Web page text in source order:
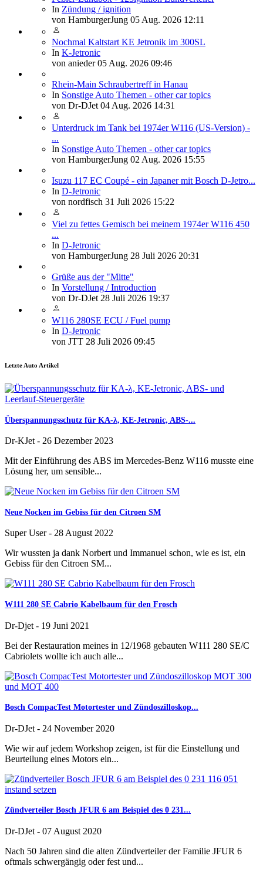
In Zündung / ignition
von HamburgerJung 05 Aug. 2026 12:11
Nochmal Kaltstart KE Jetronik im 300SL
In K-Jetronic
von anieder 05 Aug. 2026 09:46
Rhein-Main Schraubertreff in Hanau
In Sonstige Auto Themen - other car topics
von Dr-DJet 04 Aug. 2026 14:31
Unterdruck im Tank bei 1974er W116 (US-Version) -
...
In Sonstige Auto Themen - other car topics
von HamburgerJung 02 Aug. 2026 15:55
Isuzu 117 EC Coupé - ein Japaner mit Bosch D-Jetro...
In D-Jetronic
von nordfisch 31 Juli 2026 15:22
Viel zu fettes Gemisch bei meinem 1974er W116 450
...
In D-Jetronic
von HamburgerJung 28 Juli 2026 20:31
Grüße aus der "Mitte"
In Vorstellung / Introduction
von Dr-DJet 28 Juli 2026 19:37
W116 280SE ECU / Fuel pump
In D-Jetronic
von JTT 28 Juli 2026 09:45
Letzte Auto Artikel
Überspannungsschutz für KA-λ, KE-Jetronic, ABS-...
Dr-KJet - 26 Dezember 2023
Mit der Einführung des ABS im Mercedes-Benz W116 musste eine
Lösung her, um sensible...
Neue Nocken im Gebiss für den Citroen SM
Super User- 28 August 2022
Wir wussten ja dank Norbert und Immanuel schon, wie es ist, ein
Gebiss für den Citroen SM...
W111 280 SE Cabrio Kabelbaum für den Frosch
Dr-Djet - 19 Juni 2021
Bei der Restauration meines in 12/1968 gebauten W111 280 SE/C
Cabriolets wollte ich auch alle...
Bosch CompacTest Motortester und Zündoszilloskop...
Dr-DJet - 24 November 2020
Wie wir auf jedem Workshop zeigen, ist für die Einstellung und
Beurteilung eines Motors ein...
Zündverteiler Bosch JFUR 6 am Beispiel des 0 231...
Dr-DJet - 07 August 2020
Nach 50 Jahren sind die alten Zündverteiler der Familie JFUR 6
oftmals schwergängig oder fest und...